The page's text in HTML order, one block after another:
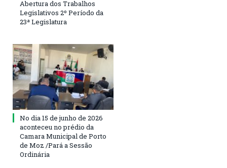
Abertura dos Trabalhos
Legislativos 2º Período da
23ª Legislatura
No dia 15 de junho de 2026
aconteceu no prédio da
Camara Municipal de Porto
de Moz /Pará a Sessão
Ordinária